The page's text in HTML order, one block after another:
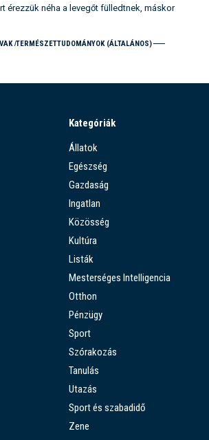
érezzük néha a levegőt fülledtnek, máskor
TERMÉSZETTUDOMÁNYOK (ÁLTALÁNOS)
Kategóriák
Állatok
Egészség
Gazdaság
Ingatlan
Közösség
Kultúra
Listák
Mesterséges Intelligencia
Otthon
Pénzügy
Sport
Szórakozás
Tanulás
Utazás
Sport és szabadidő
Zene